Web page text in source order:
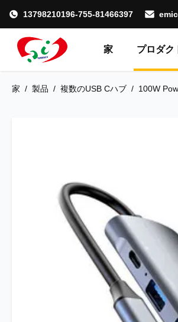
13798210196-755-81466397
家 プロダク
家 / 製品 / 複数のUSB Cハブ / 100W